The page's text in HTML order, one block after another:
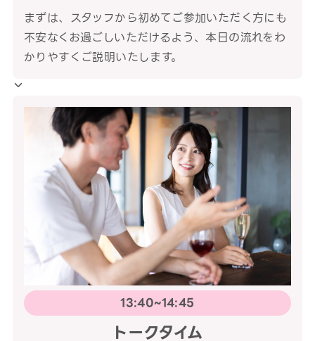
まずは、スタッフから初めてご参加いただく方にも
不安なくお過ごしいただけるよう、本日の流れをわ
かりやすくご説明いたします。
13:40~14:45
トークタイム